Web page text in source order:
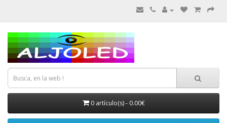
0 artículo(s) - 0.00€